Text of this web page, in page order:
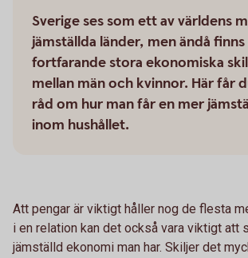
Sverige ses som ett av världens
jämställda länder, men ändå
fortfarande stora ekonomiska
mellan män och kvinnor. Här får
råd om hur man får en mer
inom hushållet.
Att pengar är viktigt håller nog de flesta
i en relation kan det också vara viktigt att
jämställd ekonomi man har. Skiljer det